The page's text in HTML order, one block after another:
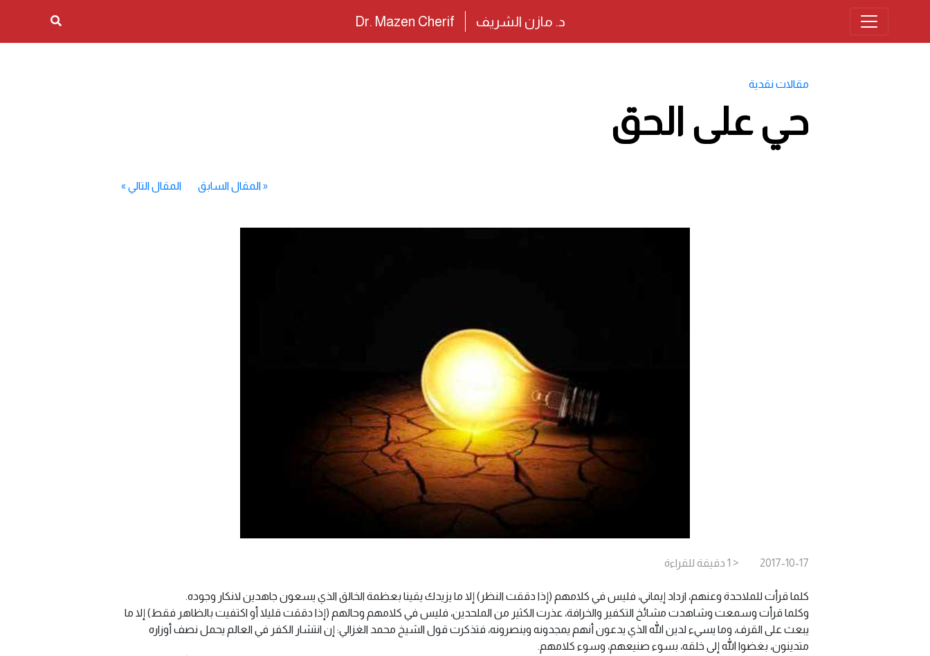
د. مازن الشريف Dr. Mazen Cherif
مقالات نقدية
حي على الحق
«المقال السابق المقال التالي »
2017-10-17
< 1 دقيقة للقراءة
كلما قرأت للملاحدة وعنهم، ازداد إيماني، فليس في كلامهم (إذا دققت النظر) إلا ما يزيدك يقينا بعظمة الخالق الذي يسعون جاهدين لانكار وجوده.
وكلما قرأت وسمعت وشاهدت مشائخ التكفير والخرافة، عذرت الكثير من الملحدين، فليس في كلامهم وحالهم (إذا دققت قليلا أو اكتفيت بالظاهر فقط) إلا ما
يبعث على القرف، وما يسيء لدين الله الذي يدعون أنهم يمجدونه وينصرونه، فتذكرت قول الشيخ محمد الغزالي: إن انتشار الكفر في العالم يحمل نصف أوزاره
متدينون، بغضوا الله إلى خلقه، بسوء صنيعهم، وسوء كلامهم.